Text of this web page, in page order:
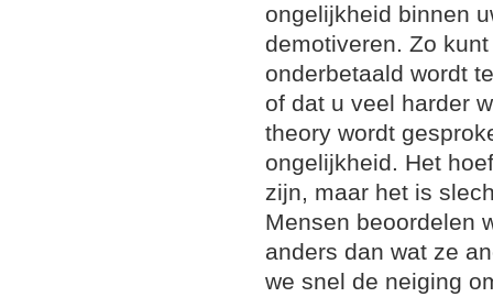
ongelijkheid binnen
demotiveren. Zo
onderbetaald wordt
of dat u veel harder
theory wordt
ongelijkheid. Het
zijn, maar het is
Mensen beoordelen
anders dan wat ze
we snel de neiging